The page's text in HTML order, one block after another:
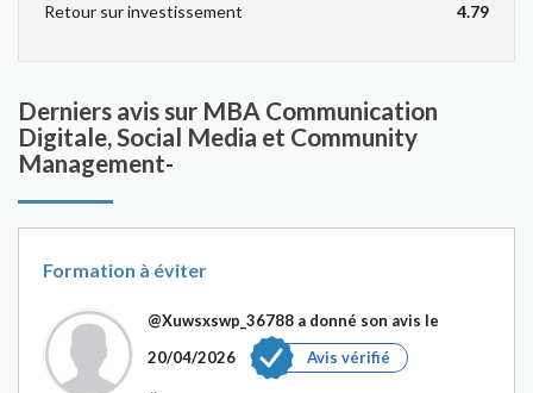
Retour sur investissement
4.79
Derniers avis sur MBA Communication
Digitale, Social Media et Community
Management-
Formation à éviter
@Xuwsxswp_36788 a donné son avis le
20/04/2026
Avis vérifié